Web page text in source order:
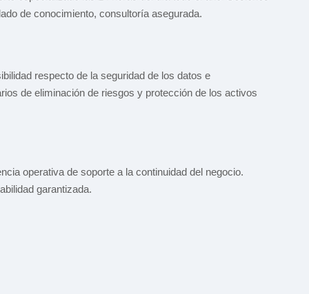
de conocimiento, consultoría asegurada.
respecto de la seguridad de los datos e
de eliminación de riesgos y protección de los activos
operativa de soporte a la continuidad del negocio.
garantizada.